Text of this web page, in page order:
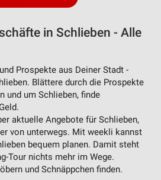
in Schlieben - Alle
Prospekte aus Deiner Stadt -
Blättere durch die Prospekte
und um Schlieben, finde
aktuelle Angebote für Schlieben,
von unterwegs. Mit weekli kannst
bequem planen. Damit steht
Tour nichts mehr im Wege.
und Schnäppchen finden.
aus verschiedenen
der Angebote
Daten zur Auswahl von
angeforderten